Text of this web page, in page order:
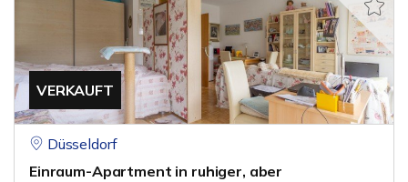
VERKAUFT
Düsseldorf
Einraum-Apartment in ruhiger, aber